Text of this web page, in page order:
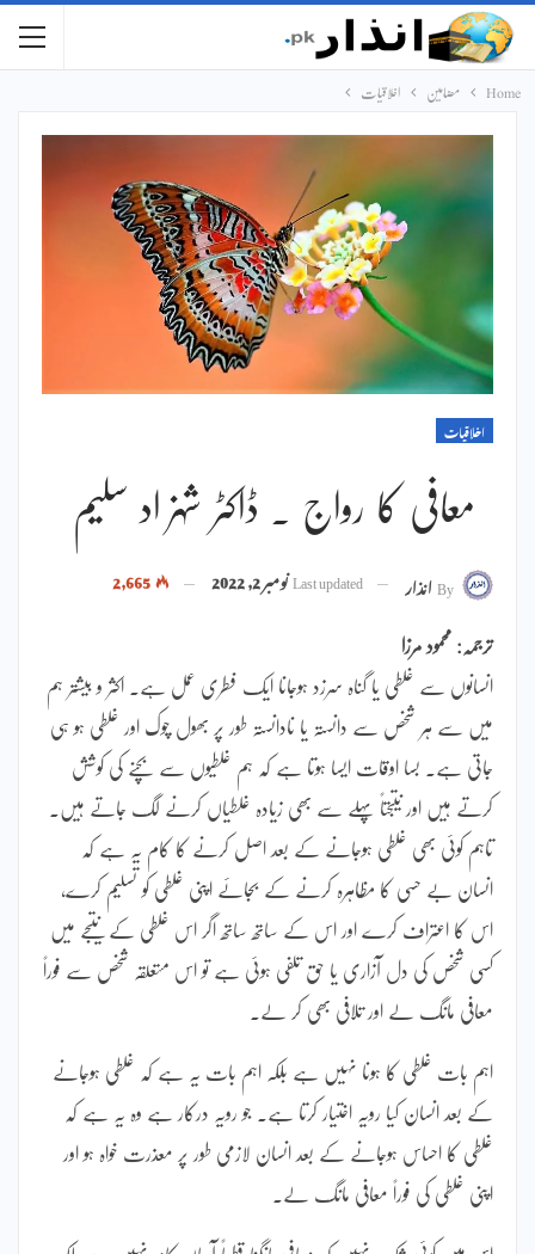
Home مضامین اخلاقیات
اخلاقیات
معافی کا رواج ۔ ڈاکٹر شہزاد سلیم
Byانذار Last updatedنومبر 2, 2022
ترجمہ: محمود مرزا
انسانوں سے غلطی یا گناہ سرزد ہوجانا ایک فطری عمل ہے۔ اکثر و بیشتر ہم
میں سے ہر شخص سے دانستہ یا نادانستہ طور پر بھول چوک اور غلطی ہو ہی
جاتی ہے۔ بسا اوقات ایسا ہوتا ہے کہ ہم غلطیوں سے بچنے کی کوشش
کرتے ہیں اور نتیجتاً پہلے سے بھی زیادہ غلطیاں کرنے لگ جاتے ہیں۔
تاہم کوئی بھی غلطی ہوجانے کے بعد اصل کرنے کا کام یہ ہے کہ
انسان بے حسی کا مظاہرہ کرنے کے بجائے اپنی غلطی کو تسلیم کرے،
اس کا اعتراف کرے اور اس کے ساتھ ساتھ اگر اس غلطی کے نتیجے میں
کسی شخص کی دل آزاری یا حق تلفی ہوئی ہے تو اس متعلقہ شخص سے فوراً
معافی مانگ لے اور تلافی بھی کر لے۔
اہم بات غلطی کا ہونا نہیں ہے بلکہ اہم بات یہ ہے کہ غلطی ہوجانے
کے بعد انسان کیا رویہ اختیار کرتا ہے۔ جو رویہ درکار ہے وہ یہ ہے کہ
غلطی کا احساس ہوجانے کے بعد انسان لازمی طور پر معذرت خواہ ہو اور
اپنی غلطی کی فوراً معافی مانگ لے۔